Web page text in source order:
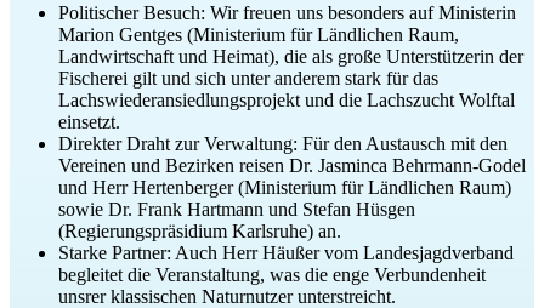
Politischer Besuch: Wir freuen uns besonders auf Ministerin
Marion Gentges (Ministerium für Ländlichen Raum,
Landwirtschaft und Heimat), die als große Unterstützerin der
Fischerei gilt und sich unter anderem stark für das
Lachswiederansiedlungsprojekt und die Lachszucht Wolftal
einsetzt.
Direkter Draht zur Verwaltung: Für den Austausch mit den
Vereinen und Bezirken reisen Dr. Jasminca Behrmann-Godel
und Herr Hertenberger (Ministerium für Ländlichen Raum)
sowie Dr. Frank Hartmann und Stefan Hüsgen
(Regierungspräsidium Karlsruhe) an.
Starke Partner: Auch Herr Häußer vom Landesjagdverband
begleitet die Veranstaltung, was die enge Verbundenheit
unsrer klassischen Naturnutzer unterstreicht.